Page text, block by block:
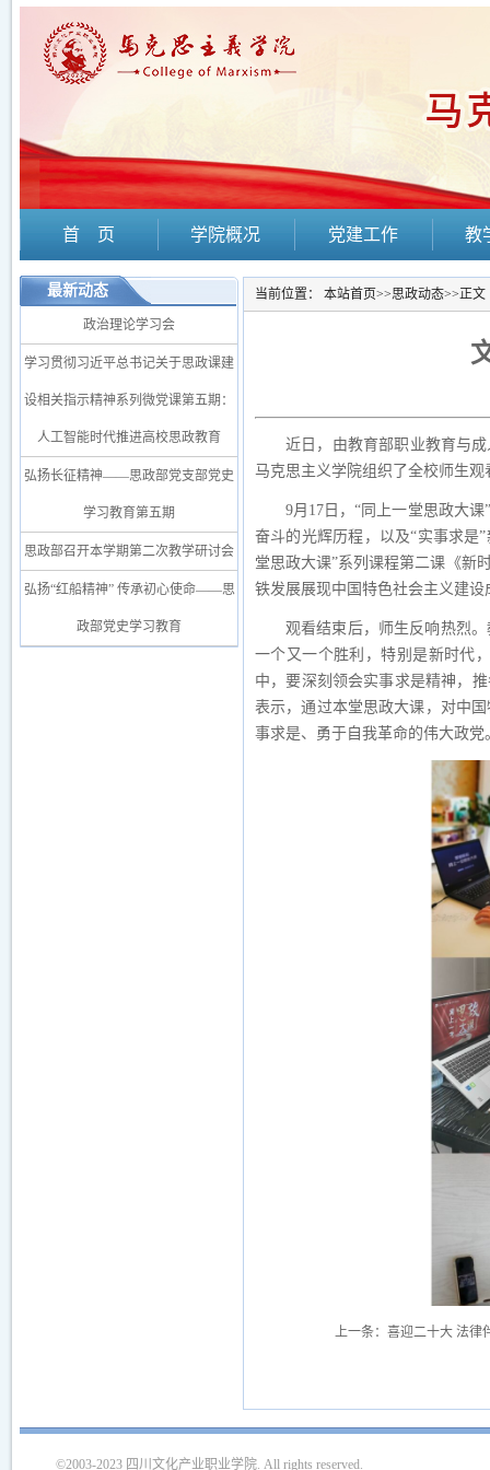
首 页 学院概况 党建工作 教
最新动态
政治理论学习会
学习贯彻习近平总书记关于思政课建
设相关指示精神系列微党课第五期：
人工智能时代推进高校思政教育
弘扬长征精神——思政部党支部党史
学习教育第五期
思政部召开本学期第二次教学研讨会
弘扬“红船精神” 传承初心使命——思
政部党史学习教育
当前位置： 本站首页>>思政动态>>正文
近日 ，由教育部职业教育与
马克思主义学院组织 了全校师生观
9月17日，“同上一堂思政大课
奋斗的光辉历程，以及“实事求是
堂思政大课”系列课程第二课 《新
铁发展展现中国特色社会主义建设
观看结束后，师生反响热烈
一个又一个胜利，特别是新时代
中，要深刻领会实事求是精神，
表示，通过本堂思政大课，对中
事求是、勇于自我革命的伟大政
上一条： 喜迎二十大 法
©2003-2023 四川文化产业职业学院. All rights reserved.